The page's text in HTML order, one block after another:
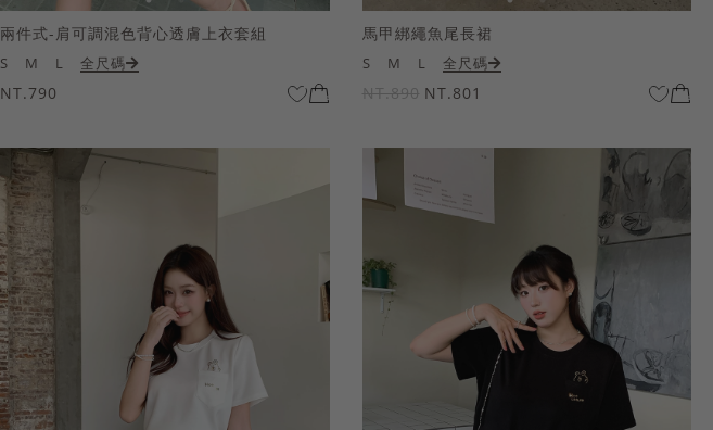
兩件式-肩可調混色背心透膚上衣套組
S M L 全尺碼
NT.790
馬甲綁繩魚尾長裙
S M L 全尺碼
NT.890 NT.801